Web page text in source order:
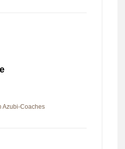
Azubi-Coaches